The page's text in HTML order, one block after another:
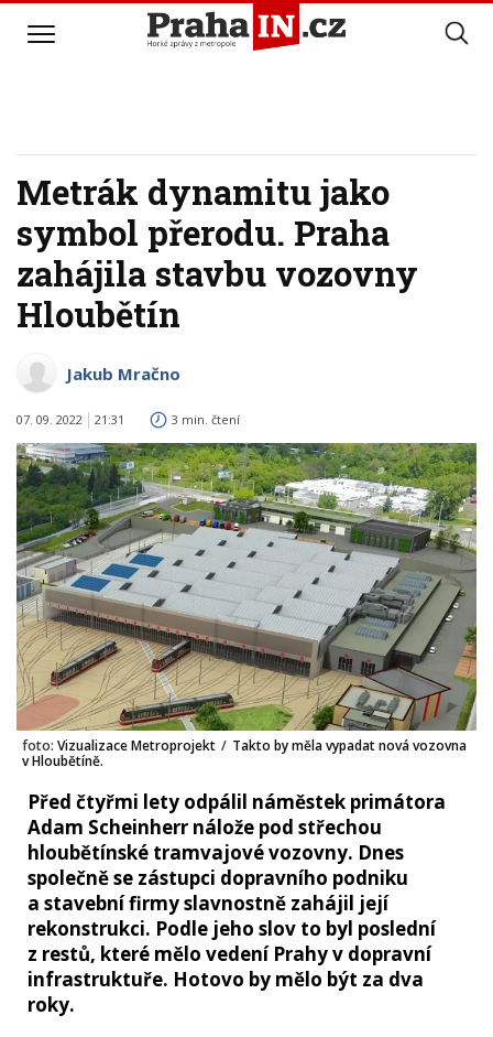
Metrák dynamitu jako
symbol přerodu. Praha
zahájila stavbu vozovny
Hloubětín
Jakub Mračno
07. 09. 2022 21:31 3 min. čtení
foto: Vizualizace Metroprojekt / Takto by měla vypadat nová vozovna
v Hloubětíně.
Před čtyřmi lety odpálil náměstek primátora
Adam Scheinherr nálože pod střechou
hloubětínské tramvajové vozovny. Dnes
společně se zástupci dopravního podniku
a stavební firmy slavnostně zahájil její
rekonstrukci. Podle jeho slov to byl poslední
z restů, které mělo vedení Prahy v dopravní
infrastruktuře. Hotovo by mělo být za dva
roky.